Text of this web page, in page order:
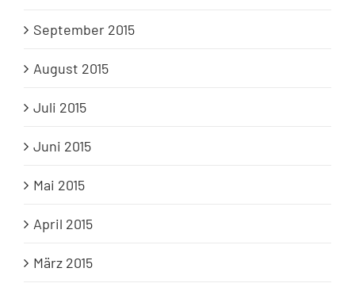
September 2015
August 2015
Juli 2015
Juni 2015
Mai 2015
April 2015
März 2015